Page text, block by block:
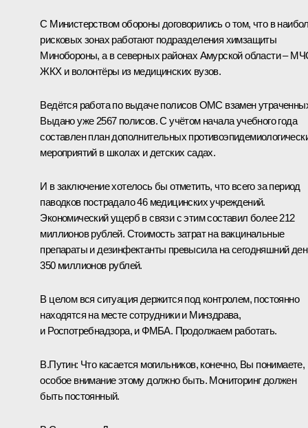
С Министерством обороны договорились о том, что в
рисковых зонах работают подразделения химзащиты
Минобороны, а в северных районах Амурской области –
ЖКХ и волонтёры из медицинских вузов.
Ведётся работа по выдаче полисов ОМС взамен
Выдано уже 2567 полисов. С учётом начала учебного года
составлен план дополнительных
мероприятий в школах и детских садах.
И в заключение хотелось бы отметить, что всего за период
паводков пострадало 46 медицинских учреждений.
Экономический ущерб в связи с этим составил более 212
миллионов рублей. Стоимость затрат на вакцинальные
препараты и дезинфектанты превысила на сегодняшний
350 миллионов рублей.
В целом вся ситуация держится под контролем, постоянно
находятся на месте сотрудники и Минздрава,
и Роспотребнадзора, и ФМБА. Продолжаем работать.
В.Путин: Что касается могильников, конечно, Вы понимаете,
особое внимание этому должно быть. Мониторинг должен
быть постоянный.